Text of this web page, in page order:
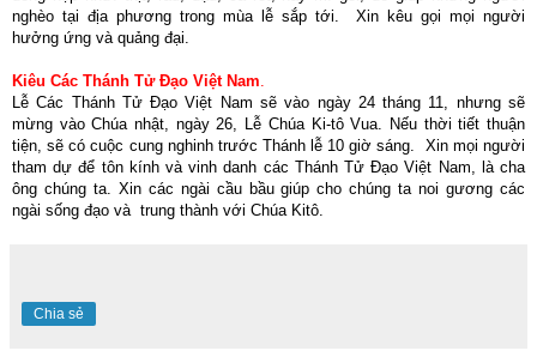
nghèo tại địa phương trong mùa lễ sắp tới. Xin kêu gọi mọi người
hưởng ứng và quảng đại.
Kiêu Các Thánh Tử Đạo Việt Nam.
Lễ Các Thánh Tử Đạo Việt Nam sẽ vào ngày 24 tháng 11, nhưng sẽ
mừng vào Chúa nhật, ngày 26, Lễ Chúa Ki-tô Vua. Nếu thời tiết thuận
tiện, sẽ có cuộc cung nghinh trước Thánh lễ 10 giờ sáng. Xin mọi người
tham dự để tôn kính và vinh danh các Thánh Tử Đạo Việt Nam, là cha
ông chúng ta. Xin các ngài cầu bầu giúp cho chúng ta noi gương các
ngài sống đạo và trung thành với Chúa Kitô.
Chia sẻ